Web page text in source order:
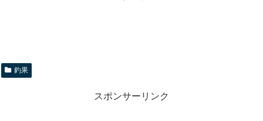
釣果
スポンサーリンク